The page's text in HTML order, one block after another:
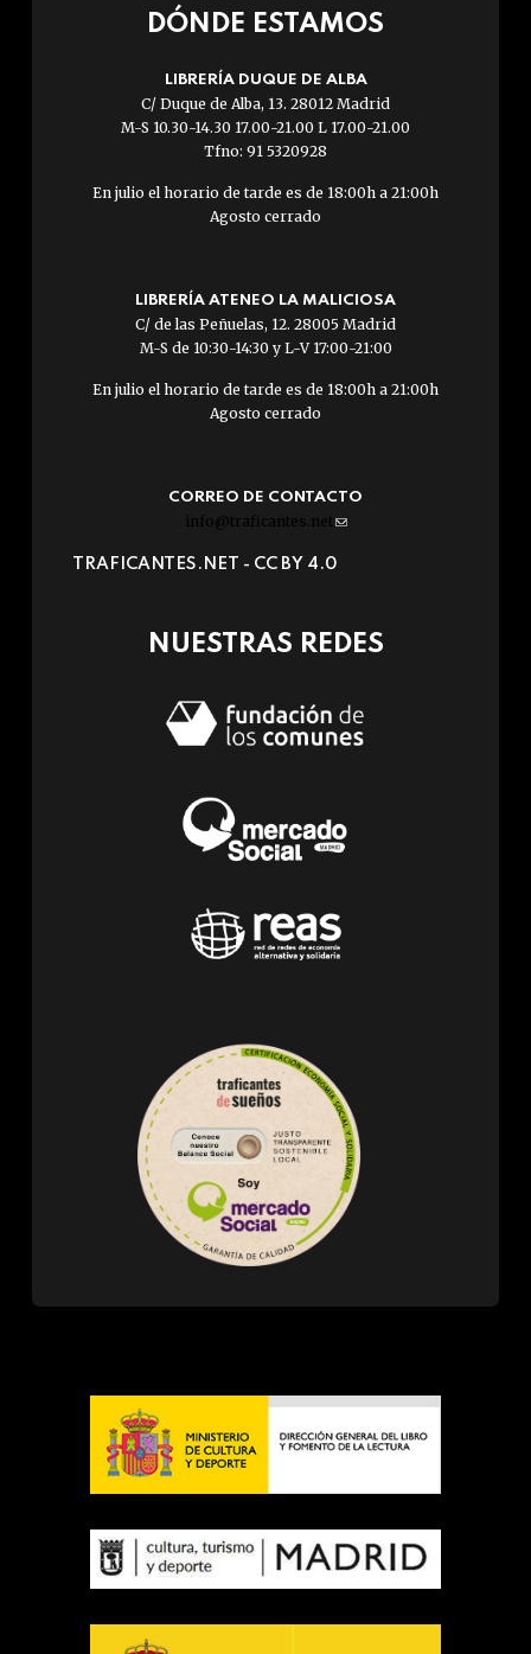
DÓNDE ESTAMOS
LIBRERÍA DUQUE DE ALBA
C/ Duque de Alba, 13. 28012 Madrid
M-S 10.30-14.30 17.00-21.00 L 17.00-21.00
Tfno: 91 5320928
En julio el horario de tarde es de 18:00h a 21:00h
Agosto cerrado
LIBRERÍA ATENEO LA MALICIOSA
C/ de las Peñuelas, 12. 28005 Madrid
M-S de 10:30-14:30 y L-V 17:00-21:00
En julio el horario de tarde es de 18:00h a 21:00h
Agosto cerrado
CORREO DE CONTACTO
info@traficantes.net (link
e-
TRAFICANTES.NET - CC BY 4.0
NUESTRAS REDES